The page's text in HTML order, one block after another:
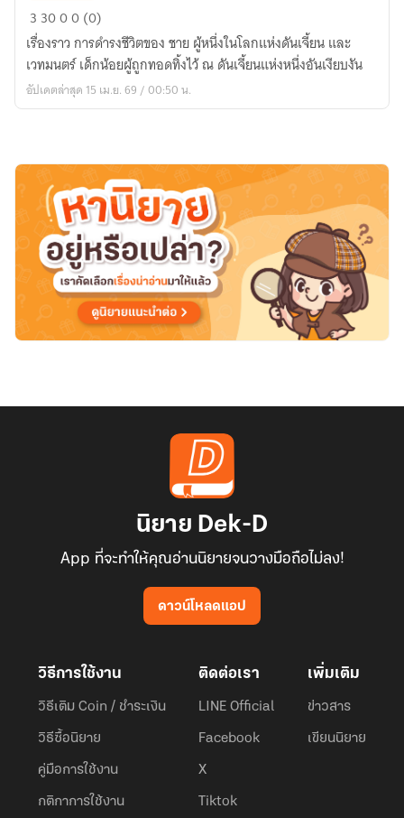
อิทธิฤทธิ์
ดวง
ดารา
นำพา
มาร
3 3000 (0)
เรื่องราว การดำรงชีวิตของ ชาย ผู้หนึ่งในโลกแห่งดันเจี้ยน และ
เวทมนตร์ เด็กน้อยผู้ถูกทอดทิ้งไว้ ณ ดันเจี้ยนแห่งหนึ่งอันเงียบงัน
อัปเดตล่าสุด 15 เม.ย. 69 / 00:50 น.
นิยาย Dek-D
App ที่จะทำให้คุณอ่านนิยายจนวางมือถือไม่ลง!
ดาวน์โหลดแอป
วิธีการใช้งาน
วิธีเติม Coin / ชำระเงิน
วิธีซื้อนิยาย
คู่มือการใช้งาน
กติกาการใช้งาน
ติดต่อเรา
LINE Official
Facebook
X
Tiktok
เพิ่มเติม
ข่าวสาร
เขียนนิยาย